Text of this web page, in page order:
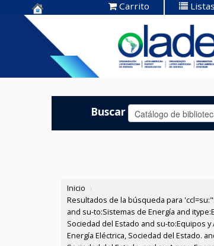
Centro de
Documentación
OLADE -
Carrito Listas
Buscar
Inicio ›
Resultados de la búsqueda para
and su-to:Sistemas de Energía and
Sociedad del Estado and su-to:Equipos
Energía Eléctrica, Sociedad del Estado.